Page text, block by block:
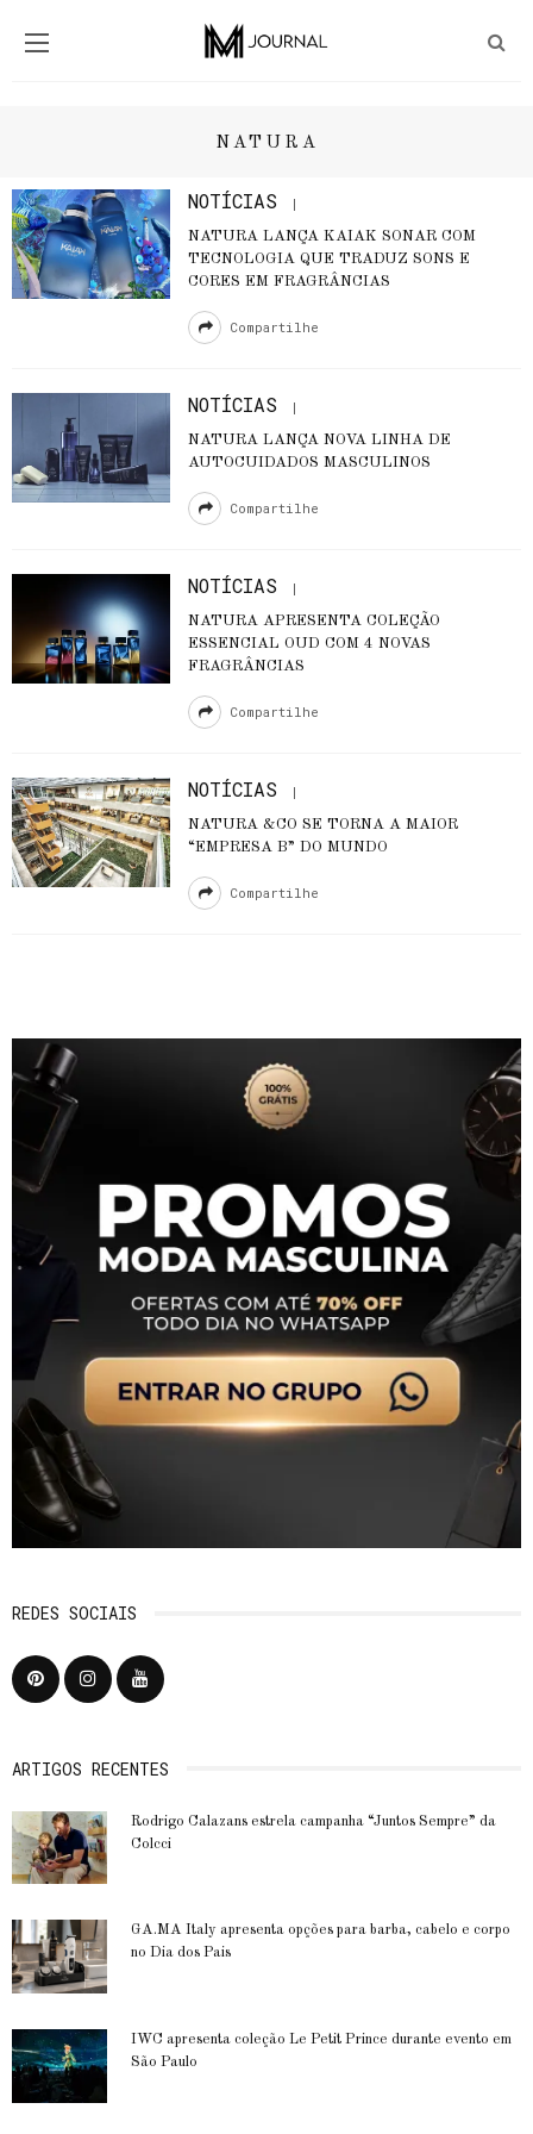
NATURA
NOTÍCIAS
NATURA LANÇA KAIAK SONAR COM
TECNOLOGIA QUE TRADUZ SONS E
CORES EM FRAGRÂNCIAS
Compartilhe
NOTÍCIAS
NATURA LANÇA NOVA LINHA DE
AUTOCUIDADOS MASCULINOS
Compartilhe
NOTÍCIAS
NATURA APRESENTA COLEÇÃO
ESSENCIAL OUD COM 4 NOVAS
FRAGRÂNCIAS
Compartilhe
NOTÍCIAS
NATURA &CO SE TORNA A MAIOR
“EMPRESA B” DO MUNDO
Compartilhe
REDES SOCIAIS
ARTIGOS RECENTES
Rodrigo Calazans estrela campanha “Juntos Sempre” da
Colcci
GA.MA Italy apresenta opções para barba, cabelo e corpo
no Dia dos Pais
IWC apresenta coleção Le Petit Prince durante evento em
São Paulo